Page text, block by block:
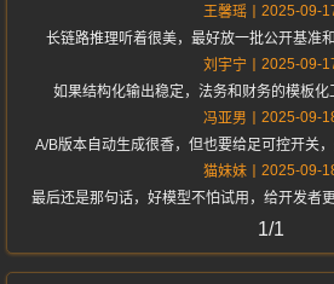
王馨瑶
2025-09-
长链路推理听着很美，最好放一批公开基准
刘宇宁
2025-09-
如果结构化输出稳定，法务和财务的模板化
冯亚男
2025-09-
A/B版本自动生成很香，但也要给足可控开关
猫妹妹
2025-09-
最后还是那句话，好模型不怕试用，给开发者
1/1